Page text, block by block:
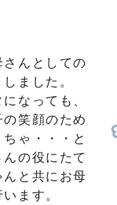
んとしての
ました。
なっても、
笑顔のため
ゃ・・・と
の役にたて
と共にお母
ます。